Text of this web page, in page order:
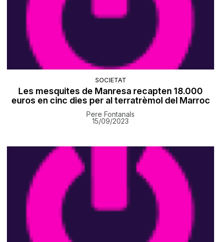
SOCIETAT
Les mesquites de Manresa recapten 18.000
euros en cinc dies per al terratrèmol del Marroc
Pere Fontanals
15/09/2023